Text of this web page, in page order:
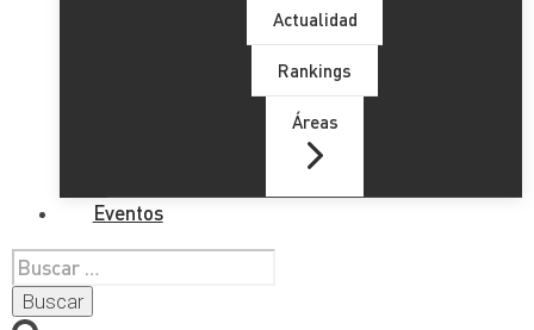
Actualidad
Rankings
Áreas
Eventos
Buscar: